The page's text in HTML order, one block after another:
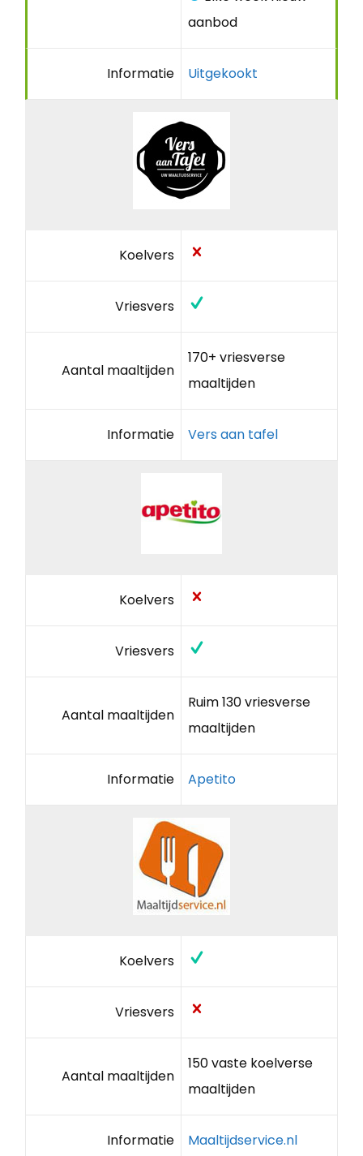
aanbod
Informatie Uitgekookt
Koelvers
Vriesvers
Aantal maaltijden
170+ vriesverse
maaltijden
Informatie Vers aan tafel
Koelvers
Vriesvers
Aantal maaltijden
Ruim 130 vriesverse
maaltijden
Informatie Apetito
Koelvers
Vriesvers
Aantal maaltijden
150 vaste koelverse
maaltijden
Informatie Maaltijdservice.nl